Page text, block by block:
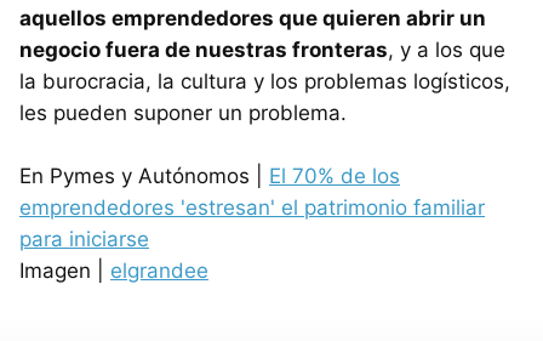
aquellos emprendedores que quieren abrir un
negocio fuera de nuestras fronteras, y a los que
la burocracia, la cultura y los problemas logísticos,
les pueden suponer un problema.
En Pymes y Autónomos | El 70% de los
emprendedores 'estresan' el patrimonio familiar
para iniciarse
Imagen | elgrandee